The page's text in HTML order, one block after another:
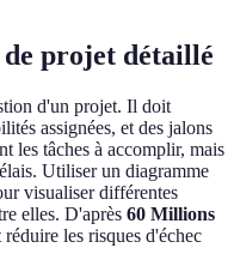
projet détaillé
d'un projet. Il doit
assignées, et des jalons
les tâches à accomplir, mais
Utiliser un diagramme
visualiser différentes
elles. D'après 60 Millions
les risques d'échec